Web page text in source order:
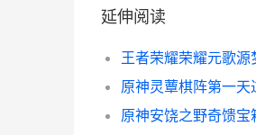
延伸阅读
原神安饶之野奇馈宝